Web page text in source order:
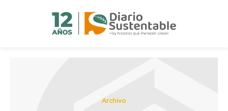
Archivo